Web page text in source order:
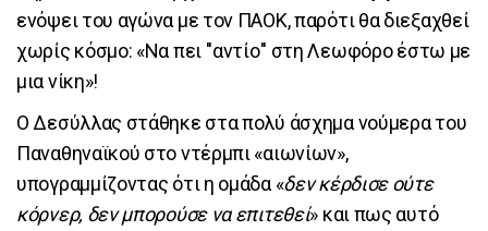
ενόψει του αγώνα με τον ΠΑΟΚ, παρότι θα διεξαχθεί
χωρίς κόσμο: «Να πει ''αντίο'' στη Λεωφόρο έστω με
μια νίκη»!
Ο Δεσύλλας στάθηκε στα πολύ άσχημα νούμερα του
Παναθηναϊκού στο ντέρμπι «αιωνίων»,
υπογραμμίζοντας ότι η ομάδα «δεν κέρδισε ούτε
κόρνερ, δεν μπορούσε να επιτεθεί» και πως αυτό